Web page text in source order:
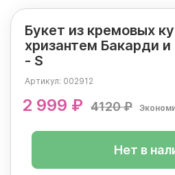
Букет из кремовых
хризантем Бакарди
- S
Артикул: 002912
2 999 ₽ 4120 ₽
Нет в